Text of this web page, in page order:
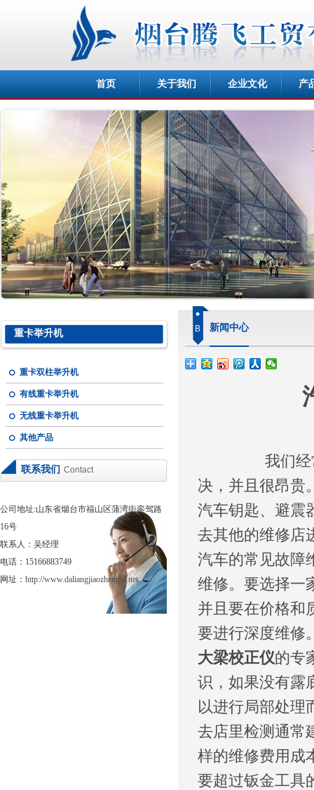
首页 关于我们 企业文化 产
重卡举升机
重卡双柱举升机
有线重卡举升机
无线重卡举升机
其他产品
联系我们 Contact
公司地址:山东省烟台市福山区蒲湾街銮驾路
16号
联系人：吴经理
电话：15166883749
网址： http://www.daliangjiaozhengyi.net
B 新闻中心
我们经常会
决，并且很昂贵
汽车钥匙、避震
去其他的维修店
汽车的常见故障
维修。要选择一
并且要在价格和
要进行深度维修
大梁校正仪的专
识，如果没有露
以进行局部处理
去店里检测通常
样的维修费用成
要超过钣金工具